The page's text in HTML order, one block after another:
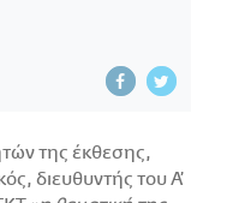
της έκθεσης,
διευθυντής του Α’